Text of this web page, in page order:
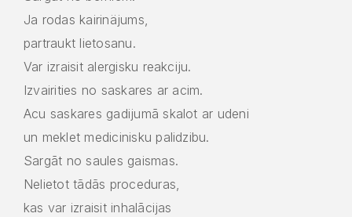
Ja rodas kairinäjums,
partraukt lietosanu.
Var izraisit alergisku reakciju.
Izvairities no saskares ar acim.
Acu saskares gadijumā skalot ar udeni
un meklet medicinisku palidzibu.
Sargāt no saules gaismas.
Nelietot tãdãs proceduras,
kas var izraisit inhalācijas